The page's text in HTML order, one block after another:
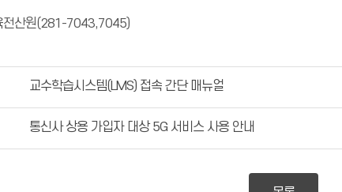
전산원(281-7043,7045)
교수학습시스템(LMS) 접속 간단 매뉴얼
통신사 상용 가입자 대상 5G 서비스 사용 안내